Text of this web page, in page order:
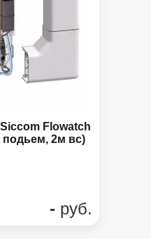
Flowatch
подьем, 2м вс)
- руб.